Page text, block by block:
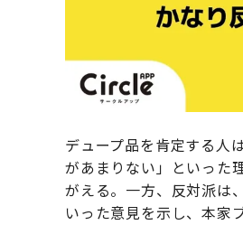
デュープ品を肯定する人
があまりない」といった
がえる。一方、反対派は
いった意見を示し、本家